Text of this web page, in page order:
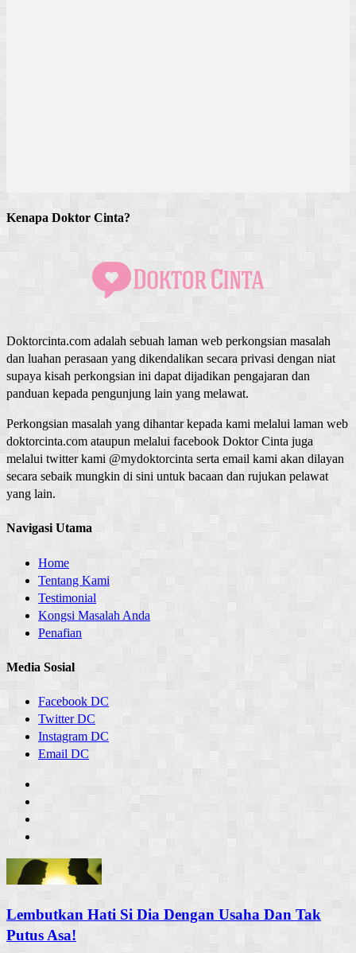
Kenapa Doktor Cinta?
Doktorcinta.com adalah sebuah laman web perkongsian masalah
dan luahan perasaan yang dikendalikan secara privasi dengan niat
supaya kisah perkongsian ini dapat dijadikan pengajaran dan
panduan kepada pengunjung lain yang melawat.
Perkongsian masalah yang dihantar kepada kami melalui laman web
doktorcinta.com ataupun melalui facebook Doktor Cinta juga
melalui twitter kami @mydoktorcinta serta email kami akan dilayan
secara sebaik mungkin di sini untuk bacaan dan rujukan pelawat
yang lain.
Navigasi Utama
Home
Tentang Kami
Testimonial
Kongsi Masalah Anda
Penafian
Media Sosial
Facebook DC
Twitter DC
Instagram DC
Email DC
Lembutkan Hati Si Dia Dengan Usaha Dan Tak
Putus Asa!